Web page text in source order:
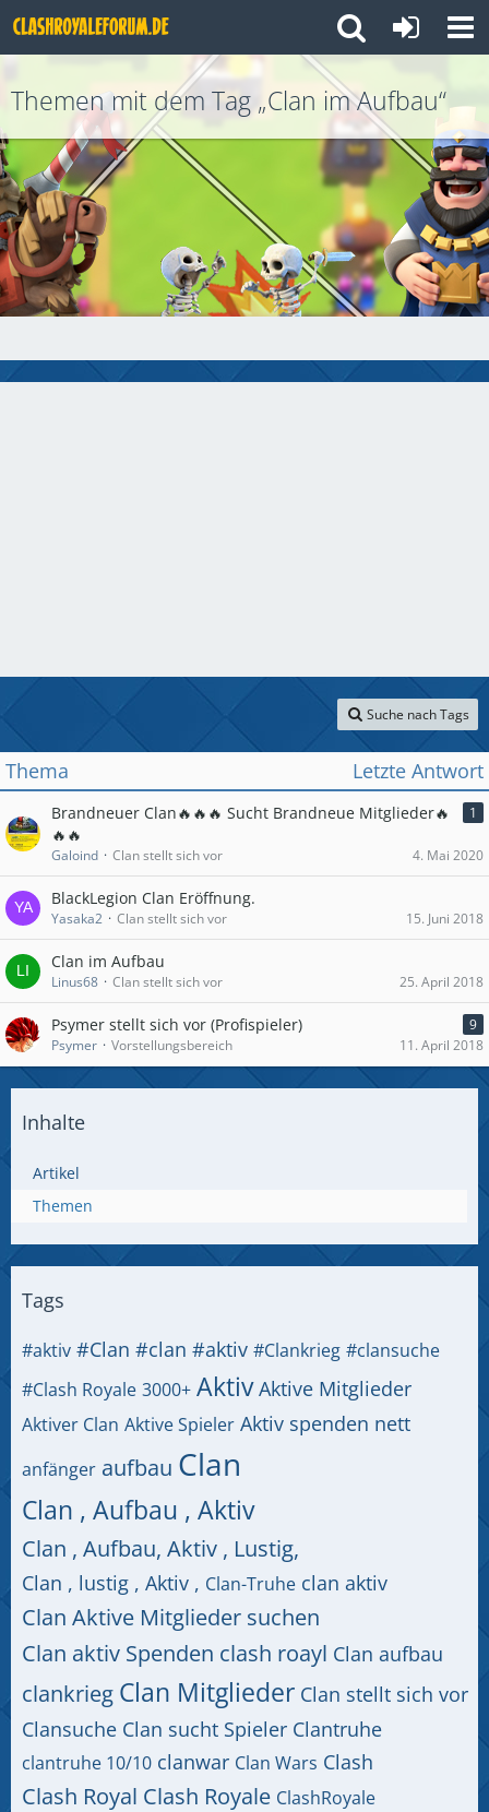
Themen mit dem Tag „Clan im Aufbau“
Suche nach Tags
Thema Letzte Antwort
Brandneuer Clan🔥🔥🔥 Sucht Brandneue Mitglieder🔥
🔥🔥
1
Galoind Clan stellt sich vor 4. Mai 2020
BlackLegion Clan Eröffnung.
Yasaka2 Clan stellt sich vor 15. Juni 2018
Clan im Aufbau
Linus68 Clan stellt sich vor 25. April 2018
Psymer stellt sich vor (Profispieler)
9
Psymer
Vorstellungsbereich 11. April 2018
Inhalte
Artikel
Themen
Tags
#aktiv #Clan #clan #aktiv #Clankrieg #clansuche
#Clash Royale 3000+ Aktiv Aktive Mitglieder
Aktiver Clan Aktive Spieler Aktiv spenden nett
anfänger aufbau Clan
Clan , Aufbau , Aktiv
Clan , Aufbau, Aktiv , Lustig,
Clan , lustig , Aktiv , Clan-Truhe clan aktiv
Clan Aktive Mitglieder suchen
Clan aktiv Spenden clash roayl Clan aufbau
clankrieg Clan Mitglieder Clan stellt sich vor
Clansuche Clan sucht Spieler Clantruhe
clantruhe 10/10 clanwar Clan Wars Clash
Clash Royal Clash Royale ClashRoyale